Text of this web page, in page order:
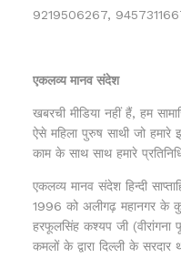
9219506267,
एकलव्य मानव संदेश
खबरची मीडिया नहीं हैं, हम
ऐसे महिला पुरुष साथी जो
काम के साथ साथ हमारे
एकलव्य मानव संदेश हिन्दी
1996 को अलीगढ़ महानगर के
हरफूलसिंह कश्यप जी
कमलों के द्वारा दिल्ली के